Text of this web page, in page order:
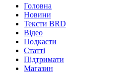
Головна
Новини
Тексти BRD
Відео
Подкасти
Статті
Підтримати
Магазин